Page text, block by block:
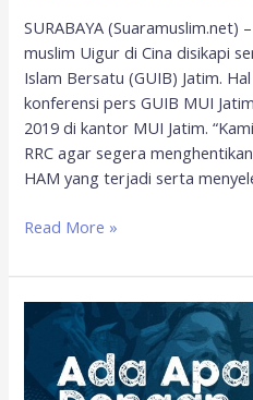
SURABAYA (Suaramuslim.net)
muslim Uigur di Cina disikapi
Islam Bersatu (GUIB) Jatim.
konferensi pers GUIB MUI
2019 di kantor MUI Jatim.
RRC agar segera
HAM yang terjadi serta
Read More »
dengan
Uighur?